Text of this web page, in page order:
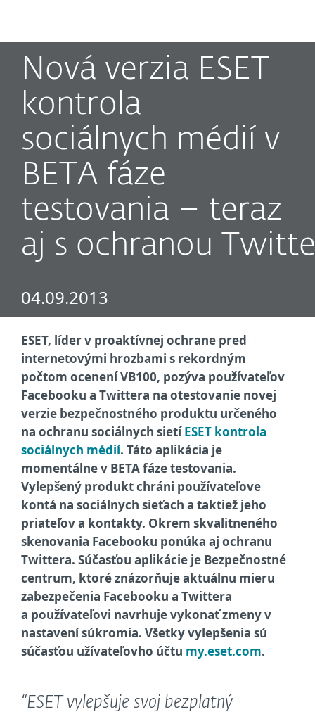
Nová verzia ESET
kontrola
sociálnych médií v
BETA fáze
testovania – teraz
aj s ochranou
04.09.2013
ESET, líder v proaktívnej ochrane pred
internetovými hrozbami s rekordným
počtom ocenení VB100, pozýva používateľov
Facebooku a Twittera na otestovanie novej
verzie bezpečnostného produktu určeného
na ochranu sociálnych sietíESET kontrola
sociálnych médií. Táto aplikácia je
momentálne v BETA fáze testovania.
Vylepšený produkt chráni používateľove
kontá na sociálnych sieťach a taktiež jeho
priateľov a kontakty. Okrem skvalitneného
skenovania Facebooku ponúka aj ochranu
Twittera. Súčasťou aplikácie je Bezpečnostné
centrum, ktoré znázorňuje aktuálnu mieru
zabezpečenia Facebooku a Twittera
a používateľovi navrhuje vykonať zmeny v
nastavení súkromia. Všetky vylepšenia sú
súčasťou užívateľovho účtu my.eset.com.
“ESET vylepšuje svoj bezplatný